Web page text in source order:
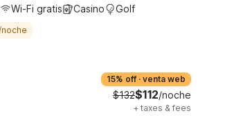
Wi-Fi gratis Casino Golf
15% off · venta web
$132$112/noche
+ taxes & fees